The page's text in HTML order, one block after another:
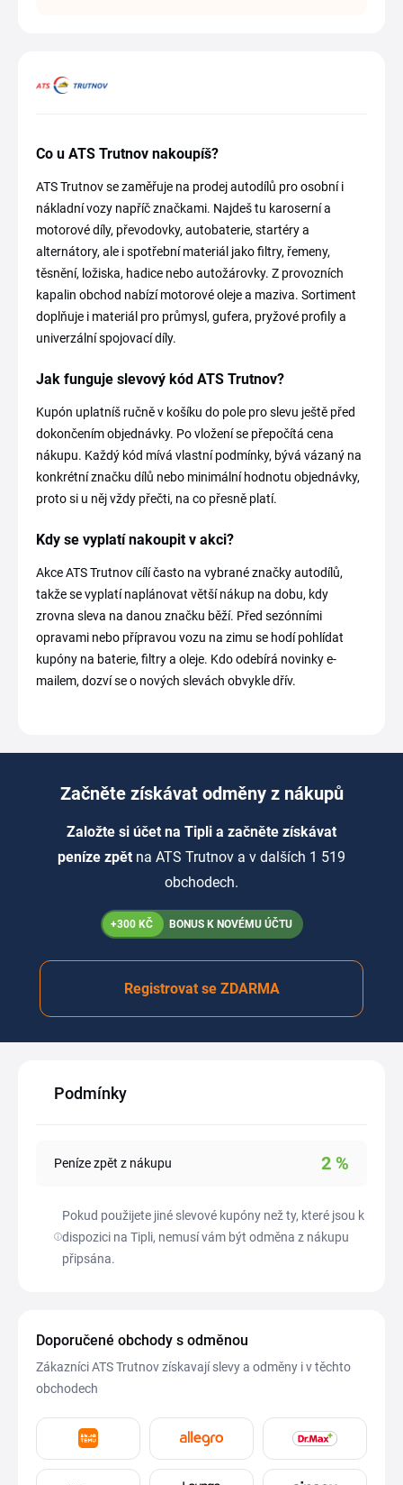
Co u ATS Trutnov nakoupíš?
ATS Trutnov se zaměřuje na prodej autodílů pro osobní i
nákladní vozy napříč značkami. Najdeš tu karoserní a
motorové díly, převodovky, autobaterie, startéry a
alternátory, ale i spotřební materiál jako filtry, řemeny,
těsnění, ložiska, hadice nebo autožárovky. Z provozních
kapalin obchod nabízí motorové oleje a maziva. Sortiment
doplňuje i materiál pro průmysl, gufera, pryžové profily a
univerzální spojovací díly.
Jak funguje slevový kód ATS Trutnov?
Kupón uplatníš ručně v košíku do pole pro slevu ještě před
dokončením objednávky. Po vložení se přepočítá cena
nákupu. Každý kód mívá vlastní podmínky, bývá vázaný na
konkrétní značku dílů nebo minimální hodnotu objednávky,
proto si u něj vždy přečti, na co přesně platí.
Kdy se vyplatí nakoupit v akci?
Akce ATS Trutnov cílí často na vybrané značky autodílů,
takže se vyplatí naplánovat větší nákup na dobu, kdy
zrovna sleva na danou značku běží. Před sezónními
opravami nebo přípravou vozu na zimu se hodí pohlídat
kupóny na baterie, filtry a oleje. Kdo odebírá novinky e-
mailem, dozví se o nových slevách obvykle dřív.
Začněte získávat odměny z nákupů
Založte si účet na Tipli a začněte získávat
peníze zpět na ATS Trutnov a v dalších 1 519
obchodech.
+300 KČ BONUS K NOVÉMU ÚČTU
Registrovat se ZDARMA
Podmínky
Peníze zpět z nákupu 2 %
Pokud použijete jiné slevové kupóny než ty, které jsou k
dispozici na Tipli, nemusí vám být odměna z nákupu
připsána.
Doporučené obchody s odměnou
Zákazníci ATS Trutnov získavají slevy a odměny i v těchto
obchodech